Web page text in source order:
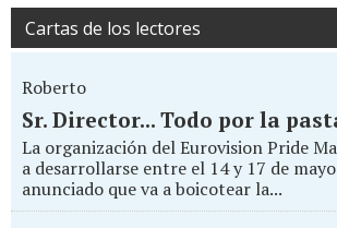
Cartas de los lectores
Roberto
Sr. Director... Todo por la
La organización del Eurovision Pride
a desarrollarse entre el 14 y 17 de
anunciado que va a boicotear la...